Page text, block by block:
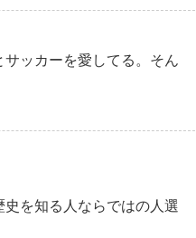
ッカーを愛してる。そん
を知る人ならではの人選